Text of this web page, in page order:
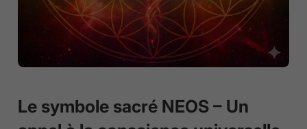
Le symbole sacré NEOS – Un